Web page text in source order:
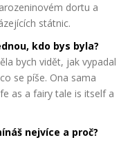
dortu a
státnic.
kdo bys byla?
bych vidět, jak vypadal
se píše. Ona sama
as a fairy tale is itself a
nejvíce a proč?